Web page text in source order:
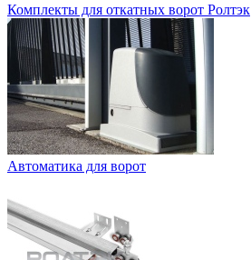
Комплекты для откатных ворот Ролтэк
Автоматика для ворот